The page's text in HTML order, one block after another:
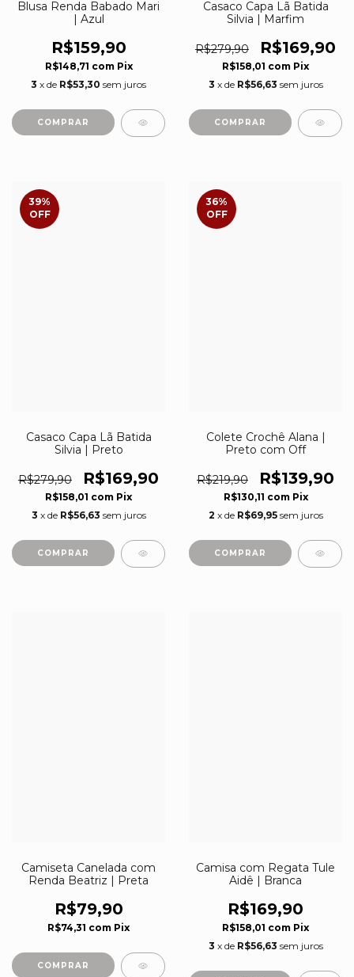
Blusa Renda Babado Mari
| Azul
R$159,90
R$148,71 com Pix
3 x de R$53,30 sem juros
COMPRAR
Casaco Capa Lã Batida
Silvia | Marfim
R$279,90 R$169,90
R$158,01 com Pix
3 x de R$56,63 sem juros
COMPRAR
39%
OFF
Casaco Capa Lã Batida
Silvia | Preto
R$279,90 R$169,90
R$158,01 com Pix
3 x de R$56,63 sem juros
COMPRAR
36%
OFF
Colete Crochê Alana |
Preto com Off
R$219,90 R$139,90
R$130,11 com Pix
2 x de R$69,95 sem juros
COMPRAR
Camiseta Canelada com
Renda Beatriz | Preta
R$79,90
R$74,31 com Pix
COMPRAR
Camisa com Regata Tule
Aidê | Branca
R$169,90
R$158,01 com Pix
3 x de R$56,63 sem juros